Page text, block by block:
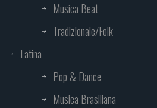
Musica Beat
Tradizionale/Folk
Latina
Pop & Dance
Musica Brasiliana